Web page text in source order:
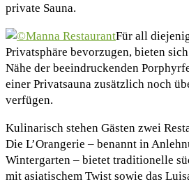
private Sauna.
Für all
Privatsphäre bevorzugen, bieten
Nähe der beeindruckenden
einer Privatsauna zusätzlich noch
verfügen.
Kulinarisch stehen Gästen zwei
Die L’Orangerie – benannt in
Wintergarten – bietet traditionelle
mit asiatischem Twist sowie das